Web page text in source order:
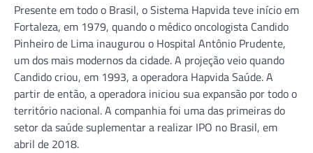
Presente em todo o Brasil, o Sistema Hapvida teve início em
Fortaleza, em 1979, quando o médico oncologista Candido
Pinheiro de Lima inaugurou o Hospital Antônio Prudente,
um dos mais modernos da cidade. A projeção veio quando
Candido criou, em 1993, a operadora Hapvida Saúde. A
partir de então, a operadora iniciou sua expansão por todo o
território nacional. A companhia foi uma das primeiras do
setor da saúde suplementar a realizar IPO no Brasil, em
abril de 2018.